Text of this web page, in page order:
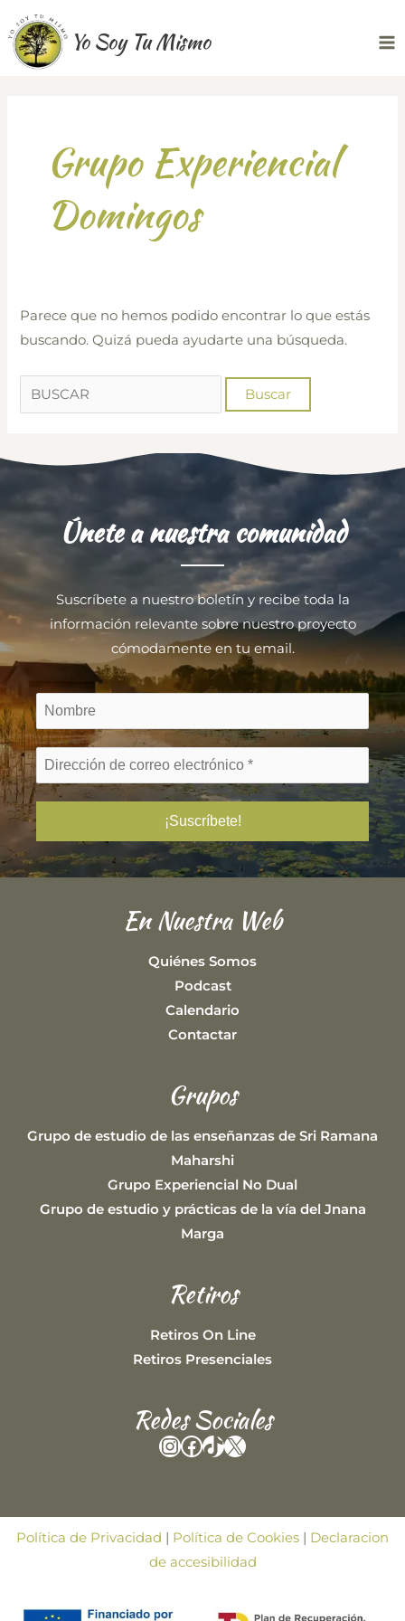
al
contenido
Yo Soy Tu Mismo
Grupo Experiencial
Domingos
Parece que no hemos podido encontrar lo que estás
buscando. Quizá pueda ayudarte una búsqueda.
Buscar
por:
Únete a nuestra comunidad
Suscríbete a nuestro boletín y recibe toda la
información relevante sobre nuestro proyecto
cómodamente en tu email.
En Nuestra Web
Quiénes Somos
Podcast
Calendario
Contactar
Grupos
Grupo de estudio de las enseñanzas de Sri Ramana
Maharshi
Grupo Experiencial No Dual
Grupo de estudio y prácticas de la vía del Jnana
Marga
Retiros
Retiros On Line
Retiros Presenciales
Redes Sociales
Instagram
Facebook
TikTok
X
Política de Privacidad | Política de Cookies | Declaracion
de accesibilidad